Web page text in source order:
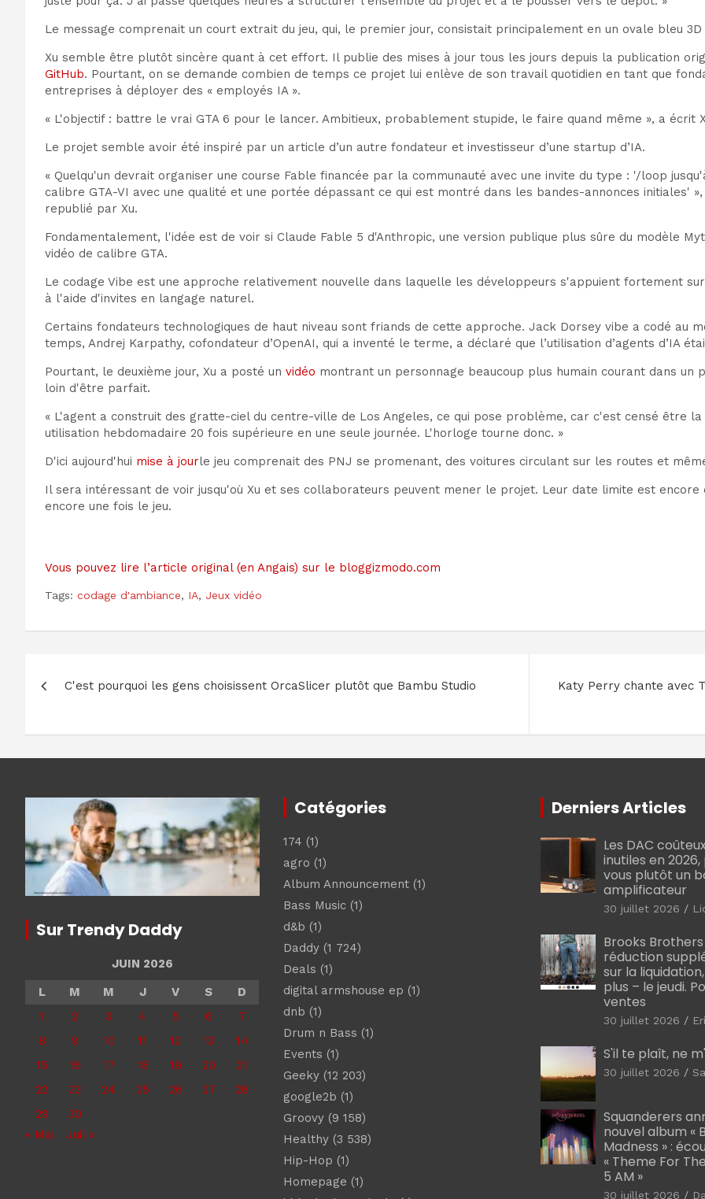
Le message comprenait un court extrait du jeu, qui, le premier jour, consistait principalement en un ovale bleu
Xu semble être plutôt sincère quant à cet effort. Il publie des mises à jour tous les jours depuis la publication
GitHub. Pourtant, on se demande combien de temps ce projet lui enlève de son travail quotidien en tant que
entreprises à déployer des « employés IA ».
« L'objectif : battre le vrai GTA 6 pour le lancer. Ambitieux, probablement stupide, le faire quand même », a écrit
Le projet semble avoir été inspiré par un article d’un autre fondateur et investisseur d’une startup d’IA.
« Quelqu'un devrait organiser une course Fable financée par la communauté avec une invite du type : '/loop
calibre GTA-VI avec une qualité et une portée dépassant ce qui est montré dans les bandes-annonces initiales'
republié par Xu.
Fondamentalement, l'idée est de voir si Claude Fable 5 d'Anthropic, une version publique plus sûre du modèle
vidéo de calibre GTA.
Le codage Vibe est une approche relativement nouvelle dans laquelle les développeurs s'appuient fortement
à l'aide d'invites en langage naturel.
Certains fondateurs technologiques de haut niveau sont friands de cette approche. Jack Dorsey vibe a codé au
temps, Andrej Karpathy, cofondateur d’OpenAI, qui a inventé le terme, a déclaré que l’utilisation d’agents d’IA
Pourtant, le deuxième jour, Xu a posté un vidéo montrant un personnage beaucoup plus humain courant dans un
loin d'être parfait.
« L'agent a construit des gratte-ciel du centre-ville de Los Angeles, ce qui pose problème, car c'est censé être
utilisation hebdomadaire 20 fois supérieure en une seule journée. L'horloge tourne donc. »
D'ici aujourd'hui mise à jourle jeu comprenait des PNJ se promenant, des voitures circulant sur les routes et
Il sera intéressant de voir jusqu'où Xu et ses collaborateurs peuvent mener le projet. Leur date limite est
encore une fois le jeu.
Vous pouvez lire l’article original (en Angais) sur le bloggizmodo.com
Tags: codage d'ambiance, IA, Jeux vidéo
de
l’article
C'est pourquoi les gens choisissent OrcaSlicer plutôt que Bambu Studio Katy Perry chante avec
Sur Trendy Daddy
JUIN 2026
L
M M J V S
D
1
2 3 4 5 6
7
8
9 10 11 12 13
14
15
16 17 18 19 20
21
22
23 24 25 26 27
28
29
30
« Mai
Juil »
Catégories
174 (1)
agro (1)
Album Announcement(1)
Bass Music(1)
d&b (1)
Daddy(1 724)
Deals (1)
digital armshouse ep (1)
dnb (1)
Drum n Bass (1)
Events (1)
Geeky(12 203)
google2b (1)
Groovy(9 158)
Healthy(3 538)
Hip-Hop (1)
Homepage (1)
Derniers Articles
Les DAC
inutiles en
vous plutôt un
amplificateur
30 juillet 2026
Brooks Brothers
réduction
sur la
plus – le jeudi.
ventes
30 juillet 2026
S'il te plaît, ne
30 juillet 2026
Squanderers
nouvel album «
Madness » :
« Theme For
5 AM »
30 juillet 2026